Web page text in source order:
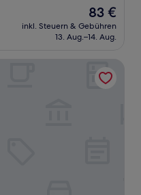
Der
Preis
beträgt
83 €
inkl. Steuern & Gebühren
13. Aug.–14. Aug.